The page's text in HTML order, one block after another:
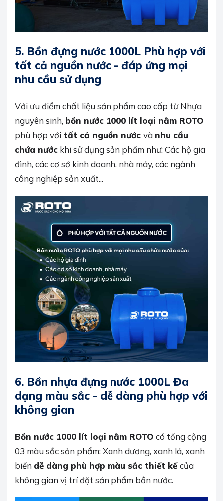
5. Bồn đựng nước 1000L Phù hợp với
tất cả nguồn nước - đáp ứng mọi
nhu cầu sử dụng
Với ưu điểm chất liệu sản phẩm cao cấp từ Nhựa
nguyên sinh, bồn nước 1000 lít loại nằm ROTO
phù hợp với tất cả nguồn nước và nhu cầu
chứa nước khi sử dụng sản phẩm như: Các hộ gia
đình, các cơ sở kinh doanh, nhà máy, các ngành
công nghiệp sản xuất...
6. Bồn nhựa đựng nước 1000L Đa
dạng màu sắc - dễ dàng phù hợp với
không gian
Bồn nước 1000 lít loại nằm ROTO có tổng cộng
03 màu sắc sản phẩm: Xanh dương, xanh lá, xanh
biển dễ dàng phù hợp màu sắc thiết kếcủa
không gian vị trí đặt sản phẩm bồn nước.